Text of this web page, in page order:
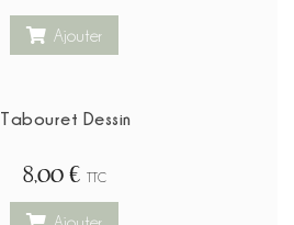
Ajouter
Tabouret Dessin
8,00 € TTC